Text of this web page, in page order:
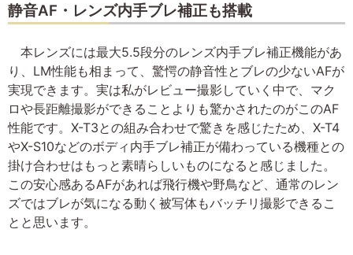
静音AF・レンズ内手ブレ補正も搭載
本レンズには最大5.5段分のレンズ内手ブレ補正機能があ
り、LM性能も相まって、驚愕の静音性とブレの少ないAFが
実現できます。実は私がレビュー撮影していく中で、マク
ロや長距離撮影ができることよりも驚かされたのがこのAF
性能です。X-T3との組み合わせで驚きを感じたため、X-T4
やX-S10などのボディ内手ブレ補正が備わっている機種との
掛け合わせはもっと素晴らしいものになると感じました。
この安心感あるAFがあれば飛行機や野鳥など、通常のレン
ズではブレが気になる動く被写体もバッチリ撮影できるこ
とと思います。